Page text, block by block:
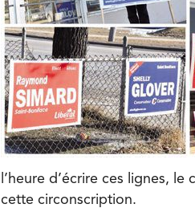
l’heure d’écrire ces lignes,
cette circonscription.